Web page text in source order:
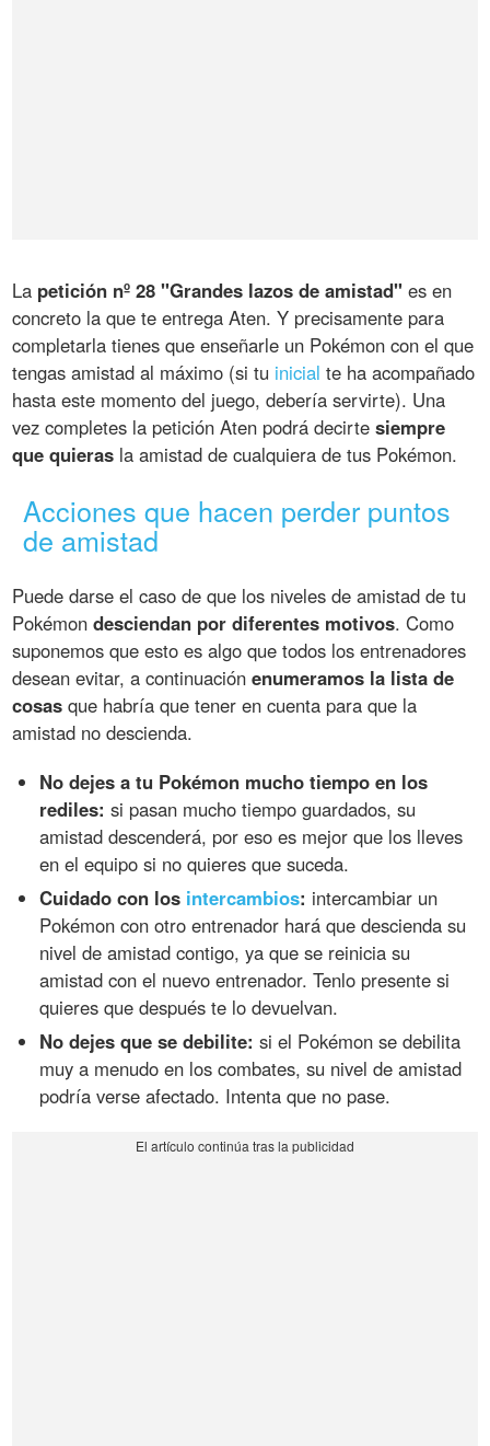
La petición nº 28 "Grandes lazos de amistad" es en
concreto la que te entrega Aten. Y precisamente para
completarla tienes que enseñarle un Pokémon con el que
tengas amistad al máximo (si tu inicial te ha acompañado
hasta este momento del juego, debería servirte). Una
vez completes la petición Aten podrá decirtesiempre
que quieras la amistad de cualquiera de tus Pokémon.
Acciones que hacen perder puntos
de amistad
Puede darse el caso de que los niveles de amistad de tu
Pokémondesciendan por diferentes motivos. Como
suponemos que esto es algo que todos los entrenadores
desean evitar, a continuaciónenumeramos la lista de
cosas que habría que tener en cuenta para que la
amistad no descienda.
No dejes a tu Pokémon mucho tiempo en los
rediles: si pasan mucho tiempo guardados, su
amistad descenderá, por eso es mejor que los lleves
en el equipo si no quieres que suceda.
Cuidado con los intercambios: intercambiar un
Pokémon con otro entrenador hará que descienda su
nivel de amistad contigo, ya que se reinicia su
amistad con el nuevo entrenador. Tenlo presente si
quieres que después te lo devuelvan.
No dejes que se debilite: si el Pokémon se debilita
muy a menudo en los combates, su nivel de amistad
podría verse afectado. Intenta que no pase.